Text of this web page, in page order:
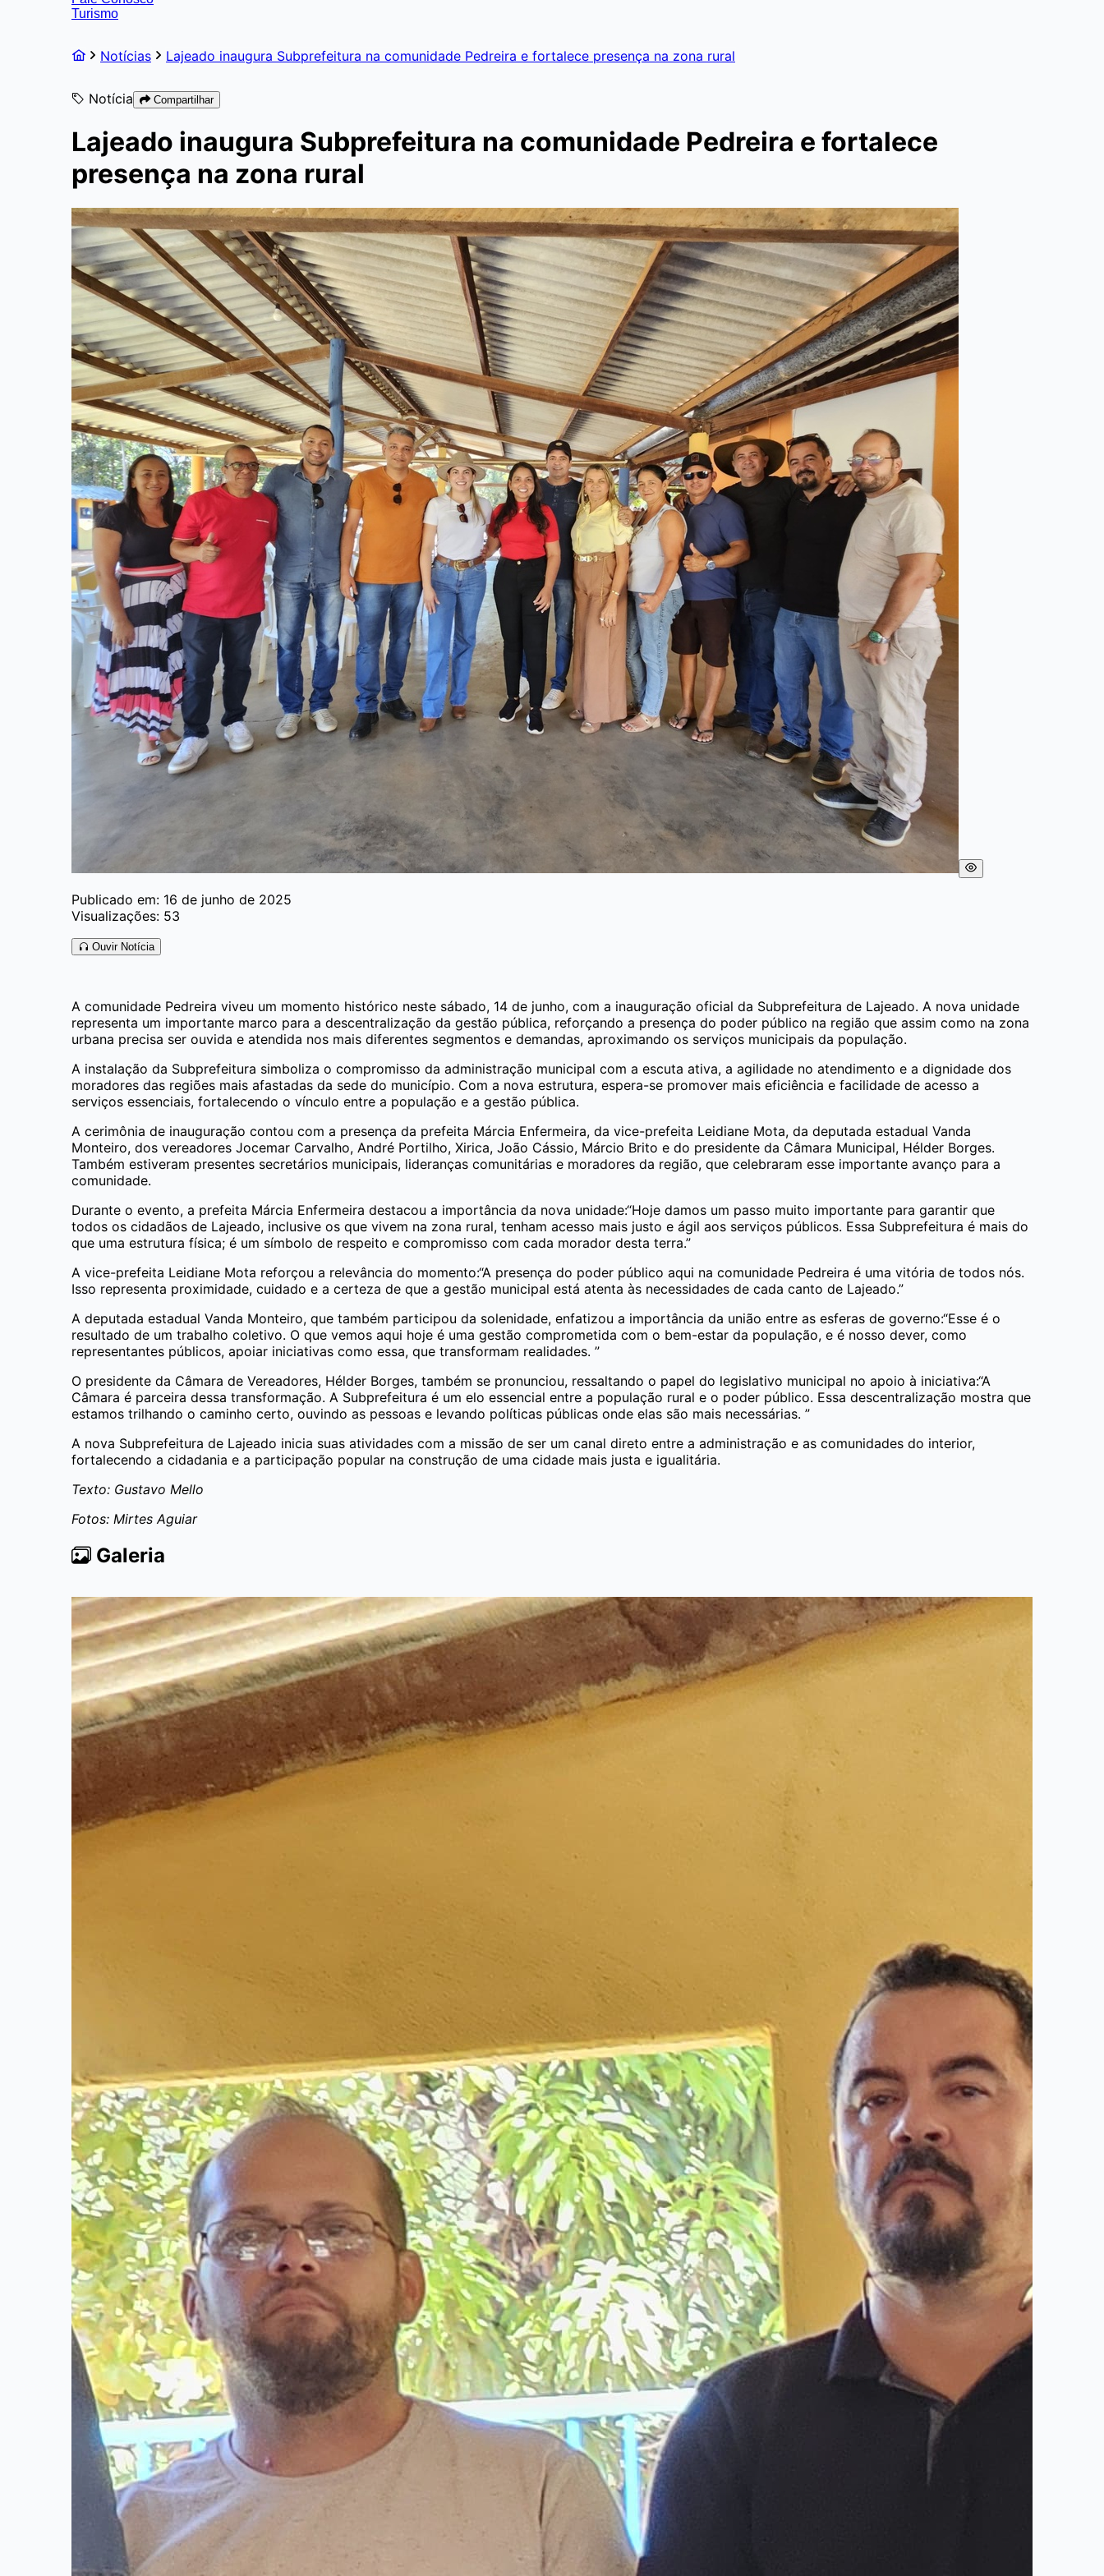
Turismo
Notícias Lajeado inaugura Subprefeitura na comunidade Pedreira e fortalece presença na zona rural
Notícia Compartilhar
Lajeado inaugura Subprefeitura na comunidade Pedreira e fortalece
presença na zona rural
Publicado em: 16 de junho de 2025
Visualizações: 53
Ouvir Notícia
A comunidade Pedreira viveu um momento histórico neste sábado, 14 de junho, com a inauguração oficial da Subprefeitura de Lajeado. A nova unidade
representa um importante marco para a descentralização da gestão pública, reforçando a presença do poder público na região que assim como na zona
urbana precisa ser ouvida e atendida nos mais diferentes segmentos e demandas, aproximando os serviços municipais da população.
A instalação da Subprefeitura simboliza o compromisso da administração municipal com a escuta ativa, a agilidade no atendimento e a dignidade dos
moradores das regiões mais afastadas da sede do município. Com a nova estrutura, espera-se promover mais eficiência e facilidade de acesso a
serviços essenciais, fortalecendo o vínculo entre a população e a gestão pública.
A cerimônia de inauguração contou com a presença da prefeita Márcia Enfermeira, da vice-prefeita Leidiane Mota, da deputada estadual Vanda
Monteiro, dos vereadores Jocemar Carvalho, André Portilho, Xirica, João Cássio, Márcio Brito e do presidente da Câmara Municipal, Hélder Borges.
Também estiveram presentes secretários municipais, lideranças comunitárias e moradores da região, que celebraram esse importante avanço para a
comunidade.
Durante o evento, a prefeita Márcia Enfermeira destacou a importância da nova unidade:“Hoje damos um passo muito importante para garantir que
todos os cidadãos de Lajeado, inclusive os que vivem na zona rural, tenham acesso mais justo e ágil aos serviços públicos. Essa Subprefeitura é mais do
que uma estrutura física; é um símbolo de respeito e compromisso com cada morador desta terra.”
A vice-prefeita Leidiane Mota reforçou a relevância do momento:“A presença do poder público aqui na comunidade Pedreira é uma vitória de todos nós.
Isso representa proximidade, cuidado e a certeza de que a gestão municipal está atenta às necessidades de cada canto de Lajeado.”
A deputada estadual Vanda Monteiro, que também participou da solenidade, enfatizou a importância da união entre as esferas de governo:“Esse é o
resultado de um trabalho coletivo. O que vemos aqui hoje é uma gestão comprometida com o bem-estar da população, e é nosso dever, como
representantes públicos, apoiar iniciativas como essa, que transformam realidades. ”
O presidente da Câmara de Vereadores, Hélder Borges, também se pronunciou, ressaltando o papel do legislativo municipal no apoio à iniciativa:“A
Câmara é parceira dessa transformação. A Subprefeitura é um elo essencial entre a população rural e o poder público. Essa descentralização mostra que
estamos trilhando o caminho certo, ouvindo as pessoas e levando políticas públicas onde elas são mais necessárias. ”
A nova Subprefeitura de Lajeado inicia suas atividades com a missão de ser um canal direto entre a administração e as comunidades do interior,
fortalecendo a cidadania e a participação popular na construção de uma cidade mais justa e igualitária.
Texto: Gustavo Mello
Fotos: Mirtes Aguiar
Galeria